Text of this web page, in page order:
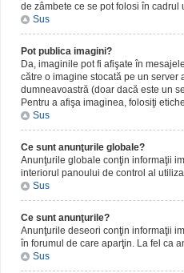
de zâmbete ce se pot folosi în cadrul
Sus
Pot publica imagini?
Da, imaginile pot fi afişate în
către o imagine stocată pe un
dumneavoastră (doar dacă este un
Pentru a afişa imaginea, folosiţi
Sus
Ce sunt anunţurile globale?
Anunţurile globale conţin informaţii
interiorul panoului de control al
Sus
Ce sunt anunţurile?
Anunţurile deseori conţin informaţii
în forumul de care aparţin. La fel ca
Sus